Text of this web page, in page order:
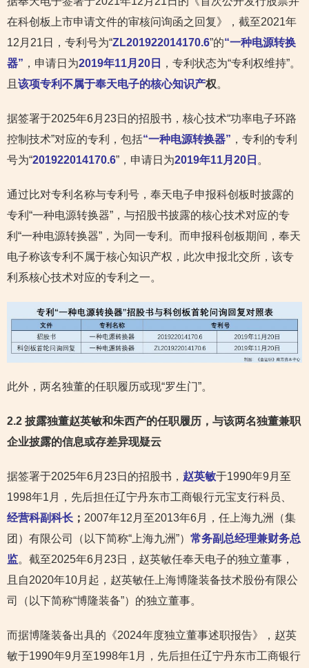
在科创板上市申请文件的审核问询函之回复》，截至2021年
12月21日，专利号为“ZL201922014170.6”的“一种电源转换
器” ，申请日为2019年11月20日
，专利状态为“专利权维持”。
且 该项专利不属于奉天电子的核心知识产权。
据签署于2025年6月23日的招股书，核心技术“功率电子环路
控制技术”对应的专利，包括“一种电源转换器” ，专利的专利
号为“201922014170.6”，申请日为2019年11月20日 。
通过比对专利名称与专利号，奉天电子申报科创板时披露的
专利“一种电源转换器”，与招股书披露的核心技术对应的专
利“一种电源转换器”，为同一专利。而申报科创板期间，奉天
电子称该专利不属于核心知识产权，此次申报北交所，该专
利系核心技术对应的专利之一。
此外，两名独董的任职履历或现“罗生门”。
2.2 披露独董赵英敏和朱西产的任职履历，与该两名独董兼职
企业披露的信息或存差异现疑云
据签署于2025年6月23日的招股书， 赵英敏于1990年9月至
1998年1月，先后担任辽宁丹东市工商银行元宝支行科员、
经营科副科长 ； 2007年12月至2013年6月，任上海九洲（集
团）有限公司（以下简称“上海九洲”） 常务副总经理兼财务总
监。截至2025年6月23日，赵英敏任奉天电子的独立董事，
且自2020年10月起，赵英敏任上海博隆装备技术股份有限公
司（以下简称“博隆装备”）的独立董事。
而据博隆装备出具的《2024年度独立董事述职报告》，赵英
敏于1990年9月至1998年1月，先后担任辽宁丹东市工商银行